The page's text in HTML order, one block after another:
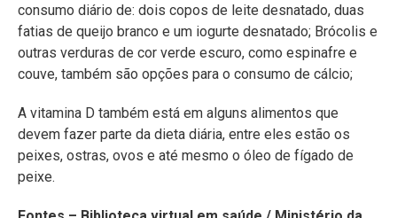
consumo diário de: dois copos de leite desnatado, duas
fatias de queijo branco e um iogurte desnatado; Brócolis e
outras verduras de cor verde escuro, como espinafre e
couve, também são opções para o consumo de cálcio;
A vitamina D também está em alguns alimentos que
devem fazer parte da dieta diária, entre eles estão os
peixes, ostras, ovos e até mesmo o óleo de fígado de
peixe.